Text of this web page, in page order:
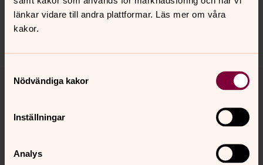
länkar vidare till andra plattformar. Läs mer om våra
kakor.
Nödvändiga kakor
Inställningar
Analys
Dela